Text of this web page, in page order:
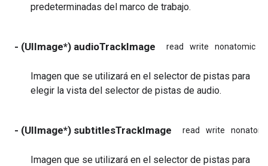
predeterminadas del marco de trabajo.
- (UIImage*) audioTrackImage read write nonatomic
Imagen que se utilizará en el selector de pistas para
elegir la vista del selector de pistas de audio.
- (UIImage*) subtitlesTrackImage read write
Imagen que se utilizará en el selector de pistas para